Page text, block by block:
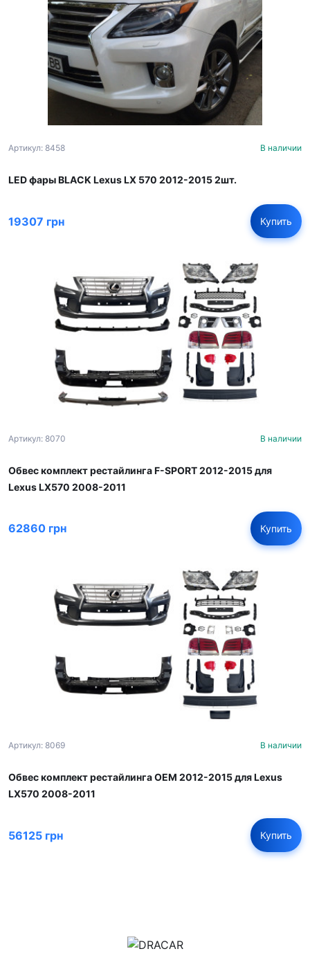
Артикул: 8458 В наличии
LED фары BLACK Lexus LX 570 2012-2015 2шт.
19307 грн Купить
Артикул: 8070 В наличии
Обвес комплект рестайлинга F-SPORT 2012-2015 для
Lexus LX570 2008-2011
62860 грн Купить
Артикул: 8069 В наличии
Обвес комплект рестайлинга OEM 2012-2015 для Lexus
LX570 2008-2011
56125 грн Купить